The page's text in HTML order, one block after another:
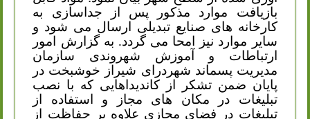
بازیافت موارد مذکور پس از جداسازی به
کارخانه های صنایع تبدیلی ارسال می شود و
سایر موارد نیز امحا می گردد. به گزارش امور
ارتباطات و آموزش شهروندی سازمان
مدیریت پسماند شهردرای شیراز خوشبخت در
پایان ضمن تشکر از کاندیداهایی که با نصب
تبلیغات در مکان های مجاز و استفاده از
تبلیغات در فضای مجازی علاوه بر حفاظت از